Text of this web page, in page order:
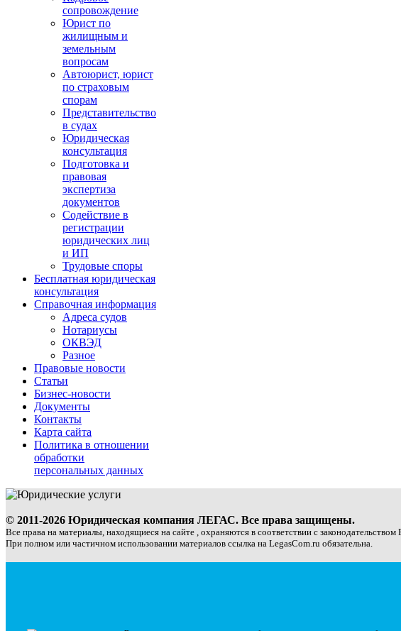
сопровождение
Юрист по
жилищным и
земельным
вопросам
Автоюрист, юрист
по страховым
спорам
Представительство
в судах
Юридическая
консультация
Подготовка и
правовая
экспертиза
документов
Содействие в
регистрации
юридических лиц
и ИП
Трудовые споры
Бесплатная юридическая
консультация
Справочная информация
Адреса судов
Нотариусы
ОКВЭД
Разное
Правовые новости
Статьи
Бизнес-новости
Документы
Контакты
Карта сайта
Политика в отношении
обработки
персональных данных
© 2011-2026 Юридическая компания ЛЕГАС. Все права защищены.
Все права на материалы, находящиеся на сайте , охраняются в соответствии с законодательством
При полном или частичном использовании материалов ссылка на LegasCom.ru обязательна.